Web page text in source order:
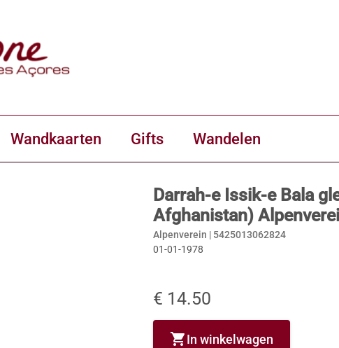
Wandkaarten Gifts Wandelen
Darrah-e Issik-e Bala
Afghanistan)
Alpenverein | 5425013062824
01-01-1978
€ 14.50
shopping_cartIn winkelwagen